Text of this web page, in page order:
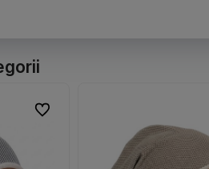
Do ulubionych
Do ulubionych